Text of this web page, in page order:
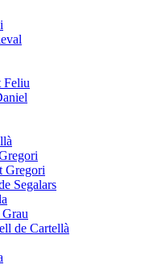
Feliu
Gregori
Segalars
de Cartellà